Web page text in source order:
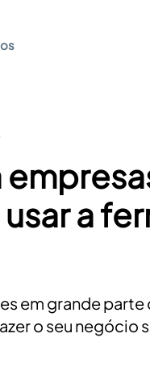
a
em grande
o seu negócio